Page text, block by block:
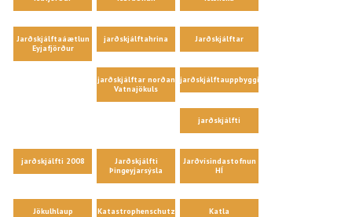
Jarðskjálftaáætlun
Eyjafjörður
jarðskjálftahrina Jarðskjálftar
jarðskjálftar norðan
Vatnajökuls
jarðskjálftauppbygging
jarðskjálfti
jarðskjálfti 2008
Jarðskjálfti
Þingeyjarsýsla
Jarðvísindastofnun
HÍ
Jökulhlaup Katastrophenschutz Katla